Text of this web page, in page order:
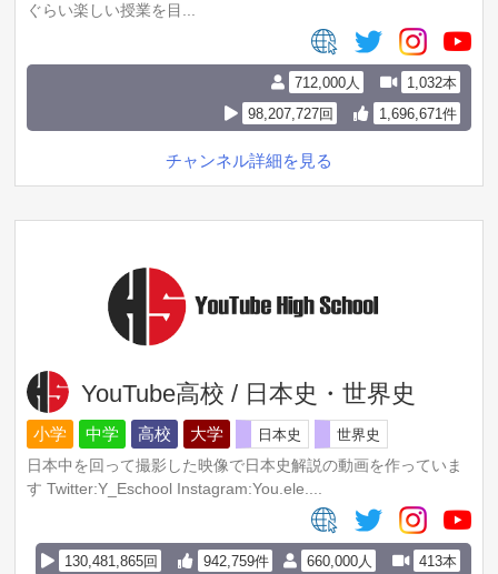
ぐらい楽しい授業を目...
712,000人
1,032本
98,207,727回
1,696,671件
チャンネル詳細を見る
YouTube高校 / 日本史・世界史
小学 中学 高校 大学 日本史
世界史
日本中を回って撮影した映像で日本史解説の動画を作っていま
す Twitter:Y_Eschool Instagram:You.ele....
660,000人 413本
130,481,865回 942,759件